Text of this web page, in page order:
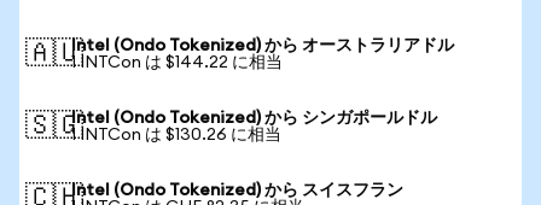
🇦🇺Intel (Ondo Tokenized) から オーストラリアドル
1 INTCon は $144.22 に相当
🇸🇬Intel (Ondo Tokenized) から シンガポールドル
1 INTCon は $130.26 に相当
🇨🇭Intel (Ondo Tokenized) から スイスフラン